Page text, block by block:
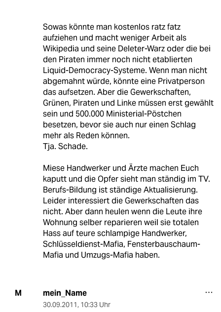
Sowas könnte man kostenlos ratz fatz
aufziehen und macht weniger Arbeit als
Wikipedia und seine Deleter-Warz oder die bei
den Piraten immer noch nicht etablierten
Liquid-Democracy-Systeme. Wenn man nicht
abgemahnt würde, könnte eine Privatperson
das aufsetzen. Aber die Gewerkschaften,
Grünen, Piraten und Linke müssen erst gewählt
sein und 500.000 Ministerial-Pöstchen
besetzen, bevor sie auch nur einen Schlag
mehr als Reden können.
Tja. Schade.
Miese Handwerker und Ärzte machen Euch
kaputt und die Opfer sieht man ständig im TV.
Berufs-Bildung ist ständige Aktualisierung.
Leider interessiert die Gewerkschaften das
nicht. Aber dann heulen wenn die Leute ihre
Wohnung selber reparieren weil sie totalen
Hass auf teure schlampige Handwerker,
Schlüsseldienst-Mafia, Fensterbauschaum-
Mafia und Umzugs-Mafia haben.
M mein_Name
30.09.2011, 10:33 Uhr